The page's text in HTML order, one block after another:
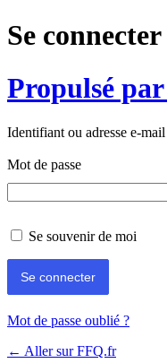
Se connecter
Propulsé
Identifiant ou adresse e-mail
Mot de passe
Se souvenir de moi
Mot de passe oublié ?
← Aller sur FFQ.fr